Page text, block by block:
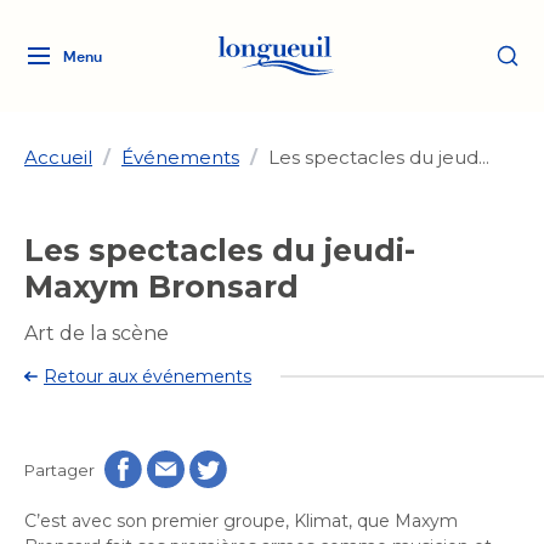
Menu
Logo
Ville
lien
vers
l'accueil
Ma ville, ma propriété
Aménagement et urbanisme
Aménagement et urbanisme
Rôle d'évaluation
Loisirs et culture
Arts et culture
Bibliothèques
Développement social
Développement social
Services de proximité
Déneigement
Déneigement
Eau
Eau
Transition socioécologique
et mobilité
Quoi faire à Longueuil
Activités artistiques et
culturelles
Accueil / Événements / Les spectacles du jeud...
Les spectacles du jeudi-
Maxym Bronsard
Art de la scène
Retour aux événements
Partager
C’est avec son premier groupe, Klimat, que Maxym